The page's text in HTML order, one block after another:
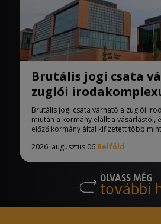
Brutális jogi csata
zuglói
Brutális jogi csata várható a zuglói
miután a kormány elállt a vásárlástól,
előző kormány által kifizetett több
2026. augusztus 06.Belföld
OLVASS MÉG
további